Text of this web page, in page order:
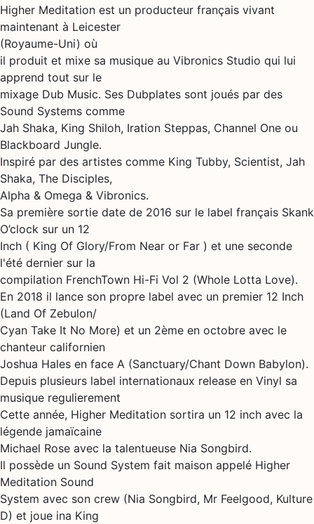
Higher Meditation est un producteur français vivant
maintenant à Leicester
(Royaume-Uni) où
il produit et mixe sa musique au Vibronics Studio qui lui
apprend tout sur le
mixage Dub Music. Ses Dubplates sont joués par des
Sound Systems comme
Jah Shaka, King Shiloh, Iration Steppas, Channel One ou
Blackboard Jungle.
Inspiré par des artistes comme King Tubby, Scientist, Jah
Shaka, The Disciples,
Alpha & Omega & Vibronics.
Sa première sortie date de 2016 sur le label français Skank
O’clock sur un 12
Inch ( King Of Glory/From Near or Far ) et une seconde
l'été dernier sur la
compilation FrenchTown Hi-Fi Vol 2 (Whole Lotta Love).
En 2018 il lance son propre label avec un premier 12 Inch
(Land Of Zebulon/
Cyan Take It No More) et un 2ème en octobre avec le
chanteur californien
Joshua Hales en face A (Sanctuary/Chant Down Babylon).
Depuis plusieurs label internationaux release en Vinyl sa
musique regulierement
Cette année, Higher Meditation sortira un 12 inch avec la
légende jamaïcaine
Michael Rose avec la talentueuse Nia Songbird.
Il possède un Sound System fait maison appelé Higher
Meditation Sound
System avec son crew (Nia Songbird, Mr Feelgood, Kulture
D) et joue ina King